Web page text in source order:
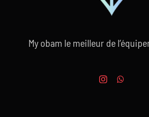
My obam le meilleur de